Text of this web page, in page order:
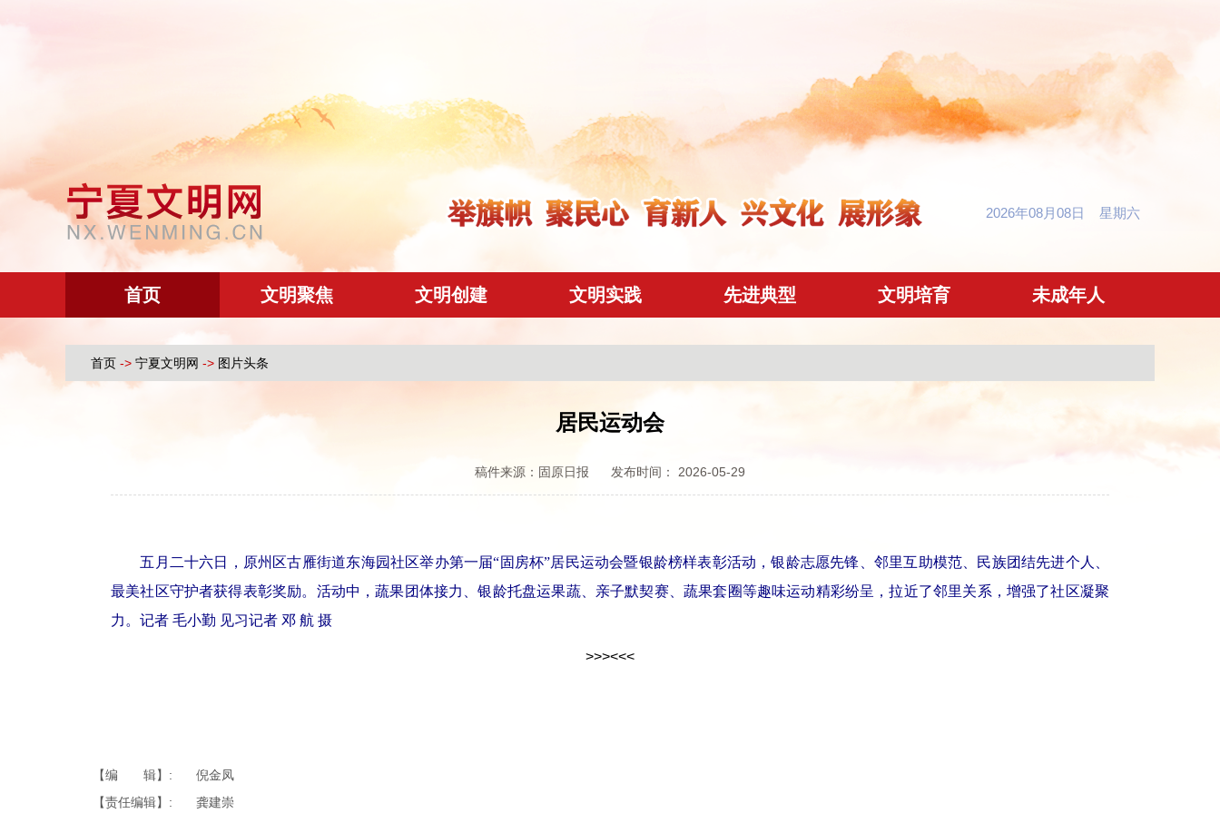
2026年08月08日 星期六
首页 文明聚焦 文明创建 文明实践 先进典型 文明培育 未成年人
首页 -> 宁夏文明网 -> 图片头条
居民运动会
稿件来源：固原日报 发布时间： 2026-05-29
五月二十六日，原州区古雁街道东海园社区举办第一届“固房杯”居民运动会暨银龄榜样表彰活动，银龄志愿先锋、邻里互助模范、民族团结先进个人、
最美社区守护者获得表彰奖励。活动中，蔬果团体接力、银龄托盘运果蔬、亲子默契赛、蔬果套圈等趣味运动精彩纷呈，拉近了邻里关系，增强了社区凝聚
力。记者 毛小勤 见习记者 邓 航 摄
>>><<<
【编 辑】:
倪金凤
【责任编辑】:
龚建崇